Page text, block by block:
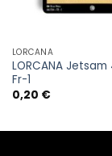
LORCANA
LORCANA
Fr-1
0,20 €